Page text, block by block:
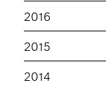
2016
2015
2014